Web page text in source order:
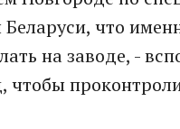
что
на заводе, -